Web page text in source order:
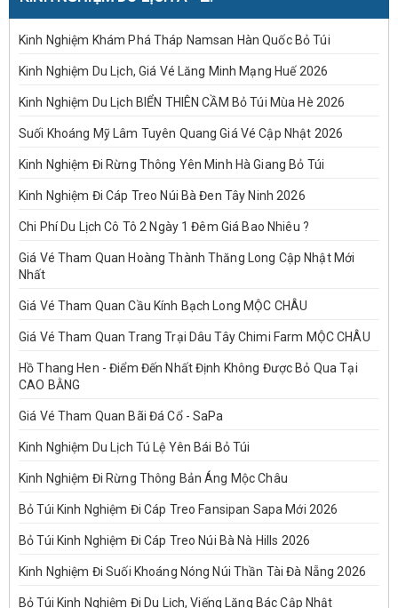
Kinh Nghiệm Khám Phá Tháp Namsan Hàn Quốc Bỏ Túi
Kinh Nghiệm Du Lịch, Giá Vé Lăng Minh Mạng Huế 2026
Kinh Nghiệm Du Lịch BIỂN THIÊN CẦM Bỏ Túi Mùa Hè 2026
Suối Khoáng Mỹ Lâm Tuyên Quang Giá Vé Cập Nhật 2026
Kinh Nghiệm Đi Rừng Thông Yên Minh Hà Giang Bỏ Túi
Kinh Nghiệm Đi Cáp Treo Núi Bà Đen Tây Ninh 2026
Chi Phí Du Lịch Cô Tô 2 Ngày 1 Đêm Giá Bao Nhiêu ?
Giá Vé Tham Quan Hoàng Thành Thăng Long Cập Nhật Mới
Nhất
Giá Vé Tham Quan Cầu Kính Bạch Long MỘC CHÂU
Giá Vé Tham Quan Trang Trại Dâu Tây Chimi Farm MỘC CHÂU
Hồ Thang Hen - Điểm Đến Nhất Định Không Được Bỏ Qua Tại
CAO BẰNG
Giá Vé Tham Quan Bãi Đá Cổ - SaPa
Kinh Nghiệm Du Lịch Tú Lệ Yên Bái Bỏ Túi
Kinh Nghiệm Đi Rừng Thông Bản Áng Mộc Châu
Bỏ Túi Kinh Nghiệm Đi Cáp Treo Fansipan Sapa Mới 2026
Bỏ Túi Kinh Nghiệm Đi Cáp Treo Núi Bà Nà Hills 2026
Kinh Nghiệm Đi Suối Khoáng Nóng Núi Thần Tài Đà Nẵng 2026
Bỏ Túi Kinh Nghiệm Đi Du Lịch, Viếng Lăng Bác Cập Nhật